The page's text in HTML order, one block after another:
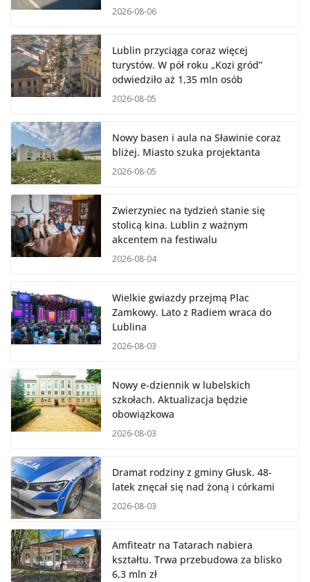
2026-08-06
Lublin przyciąga coraz więcej
turystów. W pół roku „Kozi gród”
odwiedziło aż 1,35 mln osób
2026-08-05
Nowy basen i aula na Sławinie coraz
bliżej. Miasto szuka projektanta
2026-08-05
Zwierzyniec na tydzień stanie się
stolicą kina. Lublin z ważnym
akcentem na festiwalu
2026-08-04
Wielkie gwiazdy przejmą Plac
Zamkowy. Lato z Radiem wraca do
Lublina
2026-08-03
Nowy e-dziennik w lubelskich
szkołach. Aktualizacja będzie
obowiązkowa
2026-08-03
Dramat rodziny z gminy Głusk. 48-
latek znęcał się nad żoną i córkami
2026-08-03
Amfiteatr na Tatarach nabiera
kształtu. Trwa przebudowa za blisko
6,3 mln zł